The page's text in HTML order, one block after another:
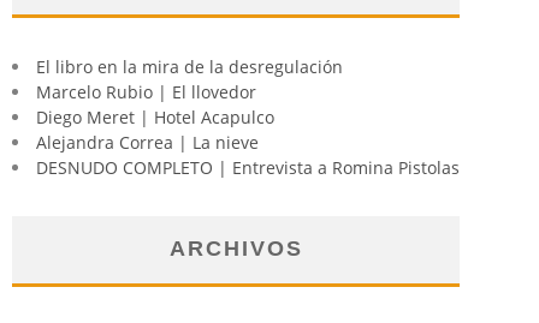
El libro en la mira de la desregulación
Marcelo Rubio | El llovedor
Diego Meret | Hotel Acapulco
Alejandra Correa | La nieve
DESNUDO COMPLETO | Entrevista a Romina Pistolas
ARCHIVOS